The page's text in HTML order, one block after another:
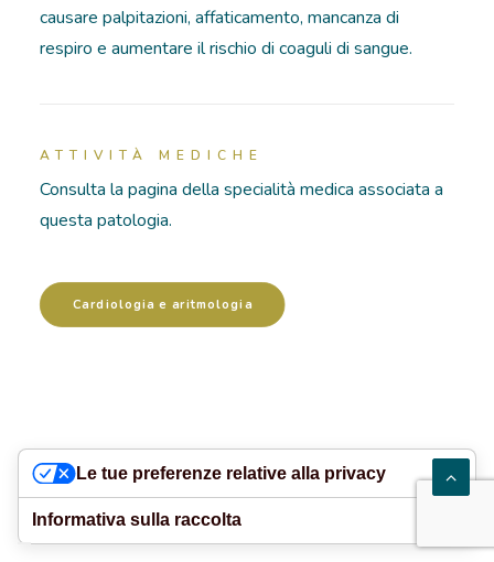
DIAGNOSI E CURA
NEWS
FORMAZIONE
causare palpitazioni, affaticamento, mancanza di
respiro e aumentare il rischio di coaguli di sangue.
ATTIVITÀ MEDICHE
Consulta la pagina della specialità medica associata a
questa patologia.
Cardiologia e aritmologia
Le tue preferenze relative alla privacy
Informativa sulla raccolta